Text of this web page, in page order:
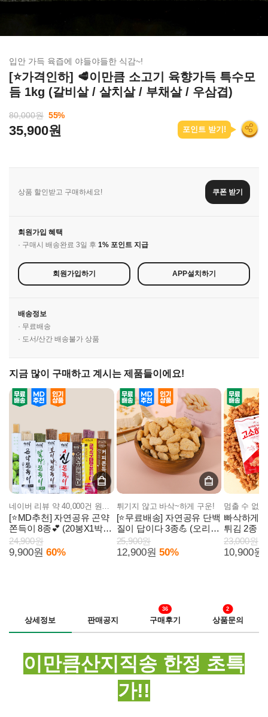
입안 가득 육즙에 야들야들한 식감~!
[⭐가격인하] 🥩이만큼 소고기 육향가득 특수모
듬 1kg (갈비살 / 살치살 / 부채살 / 우삼겹)
80,000원 55%
35,900원 포인트 받기!
상품 할인받고 구매하세요! 쿠폰 받기
회원가입 혜택
· 구매시 배송완료 3일 후 1% 포인트 지급
회원가입하기 APP설치하기
배송정보
· 무료배송
· 도서/산간 배송불가 상품
지금 많이 구매하고 계시는 제품들이에요!
[⭐MD추천] 자연공유 곤약
쫀득이 8종💕 (20봉X1박
스)
24,900원
9,900원 60%
튀기지 않고 바삭~하게 구운!
[⭐무료배송] 자연공유 단백
질이 답이다 3종💪 (오리지
널/스위트/마늘빵) 6봉
25,900원
12,900원 50%
빠삭하게
튀김 2종
23,000원
10,900원
상세정보 판매공지 구매후기
36
상품문의
2
이만큼산지직송 한정 초특
가!!